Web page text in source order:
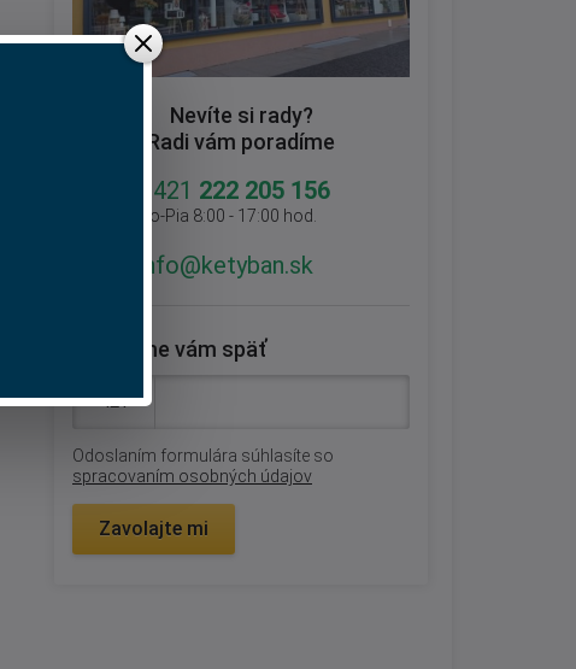
Nevíte si rady?
Radi vám poradíme
+421 222 205 156
Po-Pia 8:00 - 17:00 hod.
info@ketyban.sk
Zavoláme vám späť
Odoslaním formulára súhlasíte so
spracovaním osobných údajov
Zavolajte mi